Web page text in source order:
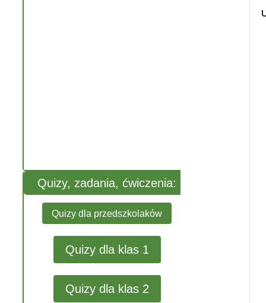
Quizy, zadania, ćwiczenia:
Quizy dla przedszkolaków
Quizy dla klas 1
Quizy dla klas 2